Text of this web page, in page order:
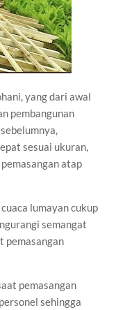
yang dari awal
pembangunan
sesuai ukuran,
atap
lumayan cukup
semangat
pemasangan
pemasangan
sehingga